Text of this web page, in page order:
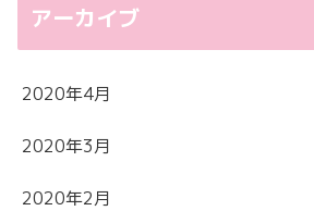
アーカイブ
2020年4月
2020年3月
2020年2月